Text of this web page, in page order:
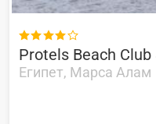

Protels Beach Club
Египет, Марса Алам